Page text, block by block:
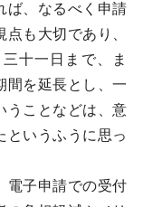
、なるべく申請
も大切であり、
十一日まで、ま
間を延長とし、一
うことなどは、意
というふうに思っ
子申請での受付